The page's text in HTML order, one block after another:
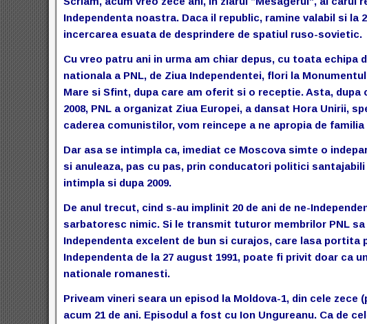
Independenta noastra. Daca il republic, ramine valabil si la
incercarea esuata de desprindere de spatiul ruso-sovietic.
Cu vreo patru ani in urma am chiar depus, cu toata echipa
nationala a PNL, de Ziua Independentei, flori la
Mare si Sfint, dupa care am oferit si o receptie. Asta, dupa
2008, PNL a organizat Ziua Europei, a dansat Hora Unirii,
caderea comunistilor, vom reincepe a ne apropia de familia
Dar asa se intimpla ca, imediat ce Moscova simte o
si anuleaza, pas cu pas, prin conducatori politici
intimpla si dupa 2009.
De anul trecut, cind s-au implinit 20 de ani de ne-
sarbatoresc nimic. Si le transmit tuturor membrilor PNL sa
Independenta excelent de bun si curajos, care lasa portita
Independenta de la 27 august 1991, poate fi privit doar ca
nationale romanesti.
Priveam vineri seara un episod la Moldova-1, din cele
acum 21 de ani. Episodul a fost cu Ion Ungureanu. Ca de